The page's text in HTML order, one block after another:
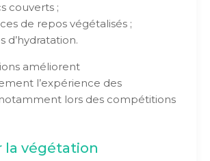
couverts ;
de repos végétalisés ;
d’hydratation.
améliorent
l’expérience des
lors des compétitions
la végétation